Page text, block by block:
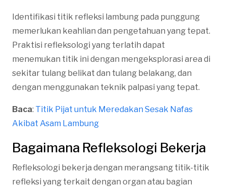
Identifikasi titik refleksi lambung pada punggung
memerlukan keahlian dan pengetahuan yang tepat.
Praktisi refleksologi yang terlatih dapat
menemukan titik ini dengan mengeksplorasi area di
sekitar tulang belikat dan tulang belakang, dan
dengan menggunakan teknik palpasi yang tepat.
Baca: Titik Pijat untuk Meredakan Sesak Nafas
Akibat Asam Lambung
Bagaimana Refleksologi Bekerja
Refleksologi bekerja dengan merangsang titik-titik
refleksi yang terkait dengan organ atau bagian